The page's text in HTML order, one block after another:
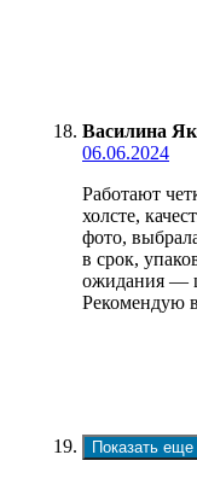
Василина
06.06.2024
Работают
холсте,
фото,
в срок,
ожидания —
Рекомендую
Показать еще